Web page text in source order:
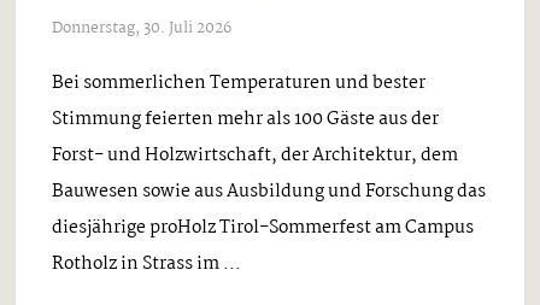
Donnerstag, 30. Juli 2026
Bei sommerlichen Temperaturen und bester
Stimmung feierten mehr als 100 Gäste aus der
Forst- und Holzwirtschaft, der Architektur, dem
Bauwesen sowie aus Ausbildung und Forschung das
diesjährige proHolz Tirol-Sommerfest am Campus
Rotholz in Strass im ...